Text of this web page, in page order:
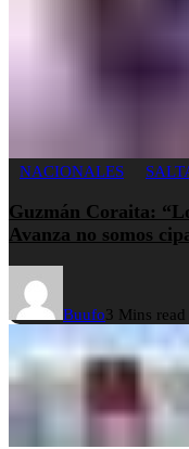
NACIONALES
Guzmán Coraita:
Avanza no somos
Buufo3 Mins read